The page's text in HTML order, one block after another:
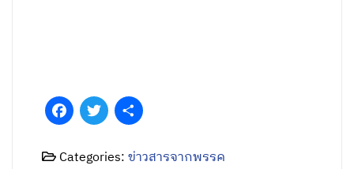
FacebookTwitter
Categories:ข่าวสารจากพรรค